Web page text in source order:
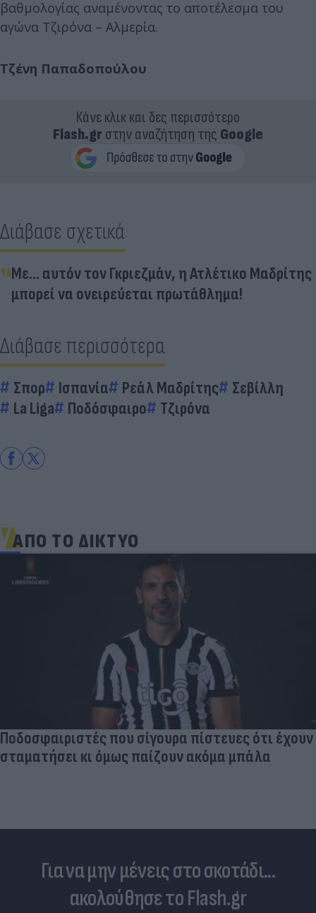
βαθμολογίας αναμένοντας το αποτέλεσμα του
αγώνα Τζιρόνα – Αλμερία.
Τζένη Παπαδοπούλου
Κάνε κλικ και δες περισσότερο
Flash.grστην αναζήτηση της Google
Διάβασε σχετικά
Με... αυτόν τον Γκριεζμάν, η Ατλέτικο Μαδρίτης
μπορεί να ονειρεύεται πρωτάθλημα!
Διάβασε περισσότερα
Σπορ Ισπανία Ρεάλ Μαδρίτης
Σεβίλλη
La Liga
Ποδόσφαιρο Τζιρόνα
ΑΠΟ ΤΟ ΔΙΚΤΥΟ
Ποδοσφαιριστές που σίγουρα πίστευες ότι έχουν
σταματήσει κι όμως παίζουν ακόμα μπάλα
Για να μην μένεις στο σκοτάδι...
ακολούθησε το Flash.gr